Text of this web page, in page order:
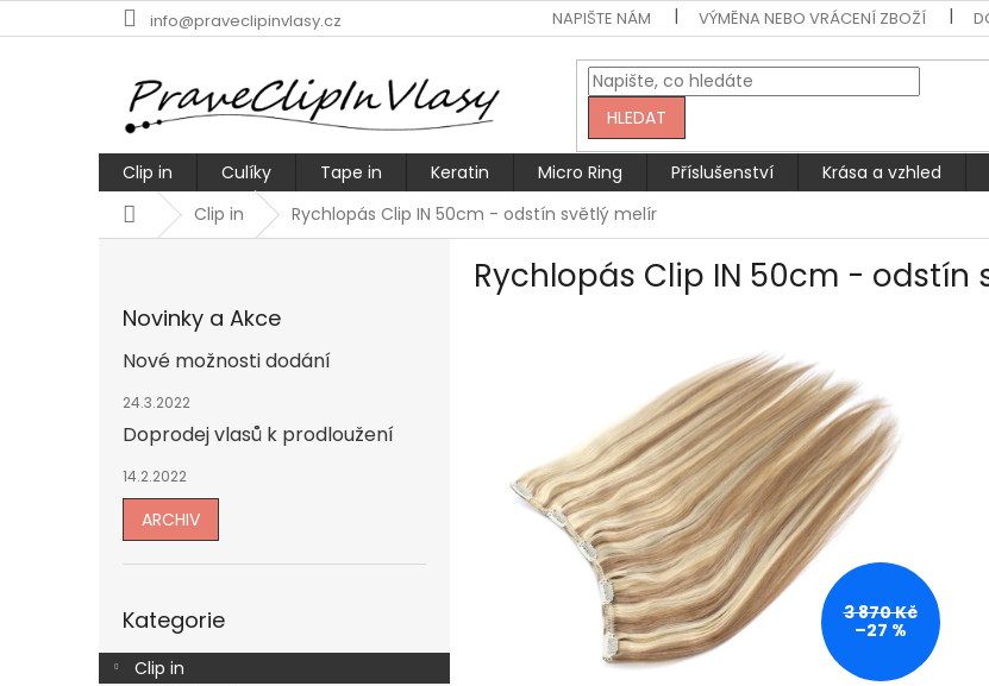
na
info@praveclipinvlasy.cz NAPIŠTE NÁM VÝMĚNA NEBO VRÁCENÍ ZBOŽÍ
HLEDAT
Clip in Culíky Tape in Keratin Micro Ring Příslušenství Krása a vzhled
DomůClip in Rychlopás Clip IN 50cm - odstín světlý melír
Novinky a Akce
Nové možnosti dodání
24.3.2022
Doprodej vlasů k prodloužení
14.2.2022
ARCHIV
kategorie
Kategorie
Clip in
Rychlopás Clip IN 50cm - odstín
3 870 Kč
–27 %